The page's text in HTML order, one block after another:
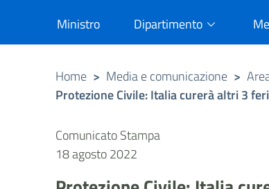
Ministro Dipartimento
Home > Media e comunicazione >
Protezione Civile: Italia curerà altri 3
Comunicato Stampa
18 agosto 2022